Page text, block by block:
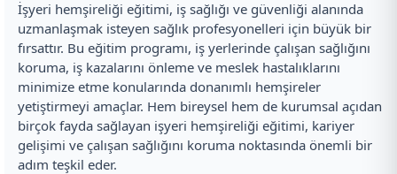
İşyeri hemşireliği eğitimi, iş sağlığı ve güvenliği alanında
uzmanlaşmak isteyen sağlık profesyonelleri için büyük bir
fırsattır. Bu eğitim programı, iş yerlerinde çalışan sağlığını
koruma, iş kazalarını önleme ve meslek hastalıklarını
minimize etme konularında donanımlı hemşireler
yetiştirmeyi amaçlar. Hem bireysel hem de kurumsal açıdan
birçok fayda sağlayan işyeri hemşireliği eğitimi, kariyer
gelişimi ve çalışan sağlığını koruma noktasında önemli bir
adım teşkil eder.